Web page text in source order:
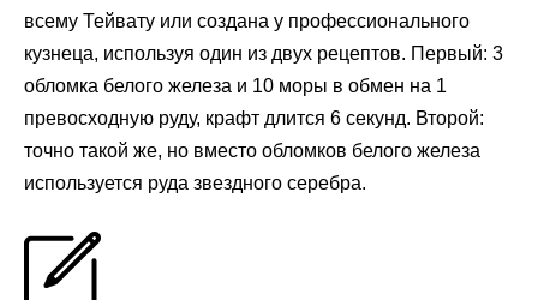
всему Тейвату или создана у профессионального
кузнеца, используя один из двух рецептов. Первый: 3
обломка белого железа и 10 моры в обмен на 1
превосходную руду, крафт длится 6 секунд. Второй:
точно такой же, но вместо обломков белого железа
используется руда звездного серебра.